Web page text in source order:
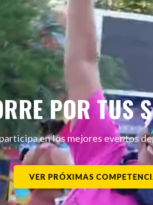
POR TUS
en los mejores eventos
VER PRÓXIMAS